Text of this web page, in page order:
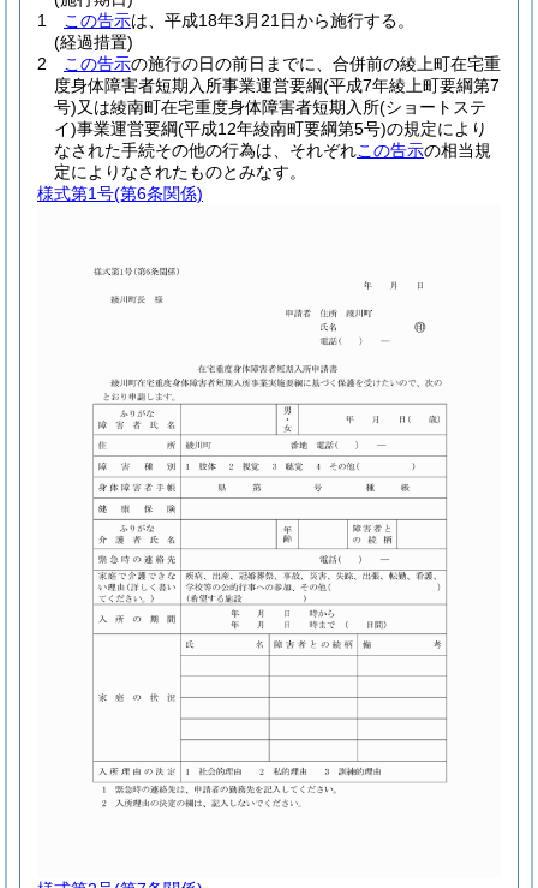
1
この告示は、平成18年3月21日から施行する。
(経過措置)
2
この告示の施行の日の前日までに、合併前の綾上町在宅重
度身体障害者短期入所事業運営要綱(平成7年綾上町要綱第7
号)又は綾南町在宅重度身体障害者短期入所(ショートステ
イ)事業運営要綱(平成12年綾南町要綱第5号)の規定により
なされた手続その他の行為は、それぞれこの告示の相当規
定によりなされたものとみなす。
様式第1号(第6条関係)